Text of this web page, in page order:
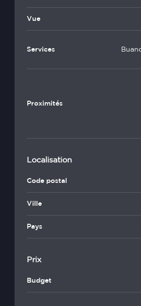
Vue
Services
Proximités
Localisation
Code postal
Ville
Pays
Prix
Budget